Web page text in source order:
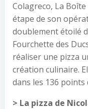
Colagreco, La
étape de son
doublement étoilé
Fourchette des
réaliser une pizza
création culinaire.
dans les 136 points
> La pizza de